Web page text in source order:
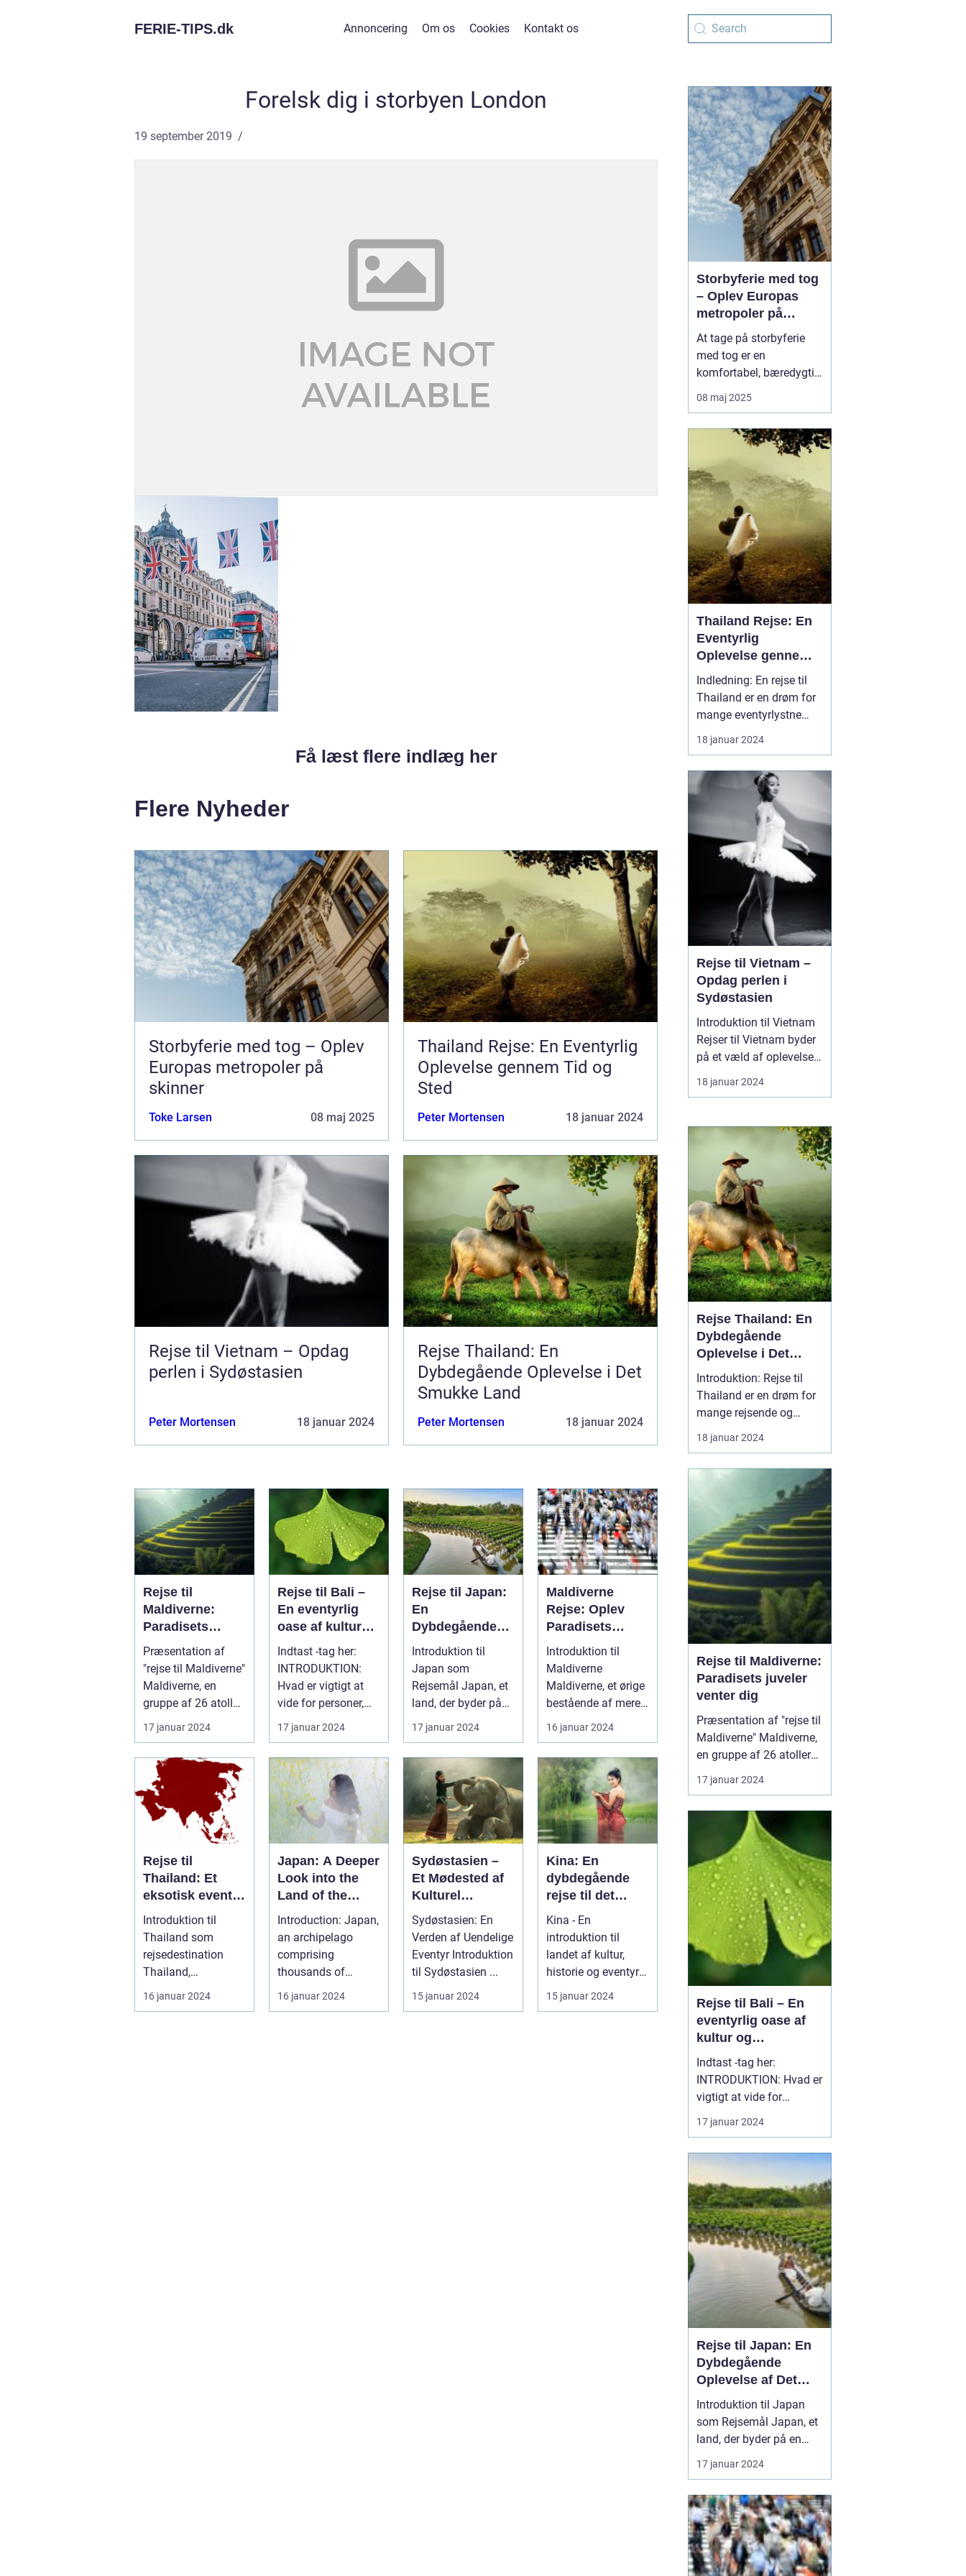
FERIE-TIPS.dk Annoncering Om os Cookies Kontakt os
Forelsk dig i storbyen London
19 september 2019
Få læst flere indlæg her
Flere Nyheder
Storbyferie med tog – Oplev
Europas metropoler på
skinner
Toke Larsen 08 maj 2025
Thailand Rejse: En Eventyrlig
Oplevelse gennem Tid og
Sted
Peter Mortensen 18 januar 2024
Rejse til Vietnam – Opdag
perlen i Sydøstasien
Peter Mortensen 18 januar 2024
Rejse Thailand: En
Dybdegående Oplevelse i Det
Smukke Land
Peter Mortensen 18 januar 2024
Rejse til
Maldiverne:
Paradisets
juveler venter
dig
Præsentation af
"rejse til Maldiverne"
Maldiverne, en
gruppe af 26 atoller
med mere end
1.000 øer, ...
17 januar 2024
Rejse til Bali –
En eventyrlig
oase af kultur
og
naturskønhed
Indtast -tag her:
INTRODUKTION:
Hvad er vigtigt at
vide for personer,
som generelt er
interessered...
17 januar 2024
Rejse til Japan:
En
Dybdegående
Oplevelse af Det
Fascinerende
Øst
Introduktion til
Japan som
Rejsemål Japan, et
land, der byder på
en perfekt blanding
af moderne tek...
17 januar 2024
Maldiverne
Rejse: Oplev
Paradisets
Smukke Skatte
Introduktion til
Maldiverne
Maldiverne, et ørige
bestående af mere
end 1200 små øer i
Det Indiske O...
16 januar 2024
Rejse til
Thailand: Et
eksotisk eventyr
for rejsende og
eventyrlystne
Introduktion til
Thailand som
rejsedestination
Thailand,
beliggende i hjertet
af Sydøstasien,
16 januar 2024
Japan: A Deeper
Look into the
Land of the
Rising Sun
Introduction: Japan,
an archipelago
comprising
thousands of
islands, is a country
deeply rooted in r...
16 januar 2024
Sydøstasien –
Et Mødested af
Kulturel
Mangfoldighed
og Breathtaking
Naturskønhed
Sydøstasien: En
Verden af Uendelige
Eventyr Introduktion
til Sydøstasien ...
15 januar 2024
Kina: En
dybdegående
rejse til det
mystiske Østens
vidunder
Kina - En
introduktion til
landet af kultur,
historie og eventyr
Indledning:
Velkommen til en
15 januar 2024
Storbyferie med tog
– Oplev Europas
metropoler på
skinner
At tage på storbyferie
med tog er en
komfortabel, bæredygtig
og oplevelsesrig måde at
udforske Europas mest
kan man rejse direkte fra
Danmark til storbyer
som Berlin, Paris, Wien
og Rom – og nyde rejsen
...
08 maj 2025
Thailand Rejse: En
Eventyrlig
Oplevelse gennem
Tid og Sted
Indledning: En rejse til
Thailand er en drøm for
mange eventyrlystne
rejsende. Dette smukke
land i Sydøstasien byder
kultur, historie,
traditioner, naturskønhed
og ikke mindst venlige
lokalbefolkning. I denne
dybdegående artike...
18 januar 2024
Rejse til Vietnam –
Opdag perlen i
Sydøstasien
Introduktion til Vietnam
Rejser til Vietnam byder
på et væld af oplevelser
for rejsende og
eventyrlystne sjæle.
land er kendt for sin
enestående natur, rige
historie, spændende
kultur og venlige
lokalbefolkning. Fra det
livlige...
18 januar 2024
Rejse Thailand: En
Dybdegående
Oplevelse i Det
Smukke Land
Introduktion: Rejse til
Thailand er en drøm for
mange rejsende og
eventyrlystne sjæle.
Dette smukke land er
historie, kultur,
fantastiske strande og
senest også for rejsemål,
der er udenfor turisternes
radar. I denne artikel ...
18 januar 2024
Rejse til Maldiverne:
Paradisets juveler
venter dig
Præsentation af "rejse til
Maldiverne" Maldiverne,
en gruppe af 26 atoller
med mere end 1.000 øer,
er en af verdens mest
for eventyrlystne og
rejsende. Denne øgruppe
beliggende i Det Indiske
Ocean udstråler ren
paradisisk skøn...
17 januar 2024
Rejse til Bali – En
eventyrlig oase af
kultur og
naturskønhed
Indtast -tag her:
INTRODUKTION: Hvad er
vigtigt at vide for
personer, som generelt er
interesserede i en rejse til
Indonesiens mest
fantastiske
destinationer, er kendt
for sin enestående
blanding af kultur,
naturlig skønhed og ev...
17 januar 2024
Rejse til Japan: En
Dybdegående
Oplevelse af Det
Fascinerende Øst
Introduktion til Japan
som Rejsemål Japan, et
land, der byder på en
perfekt blanding af
moderne teknologi og
været en
favoritdestination for
rejsende og
eventyrlystne fra hele
17 januar 2024